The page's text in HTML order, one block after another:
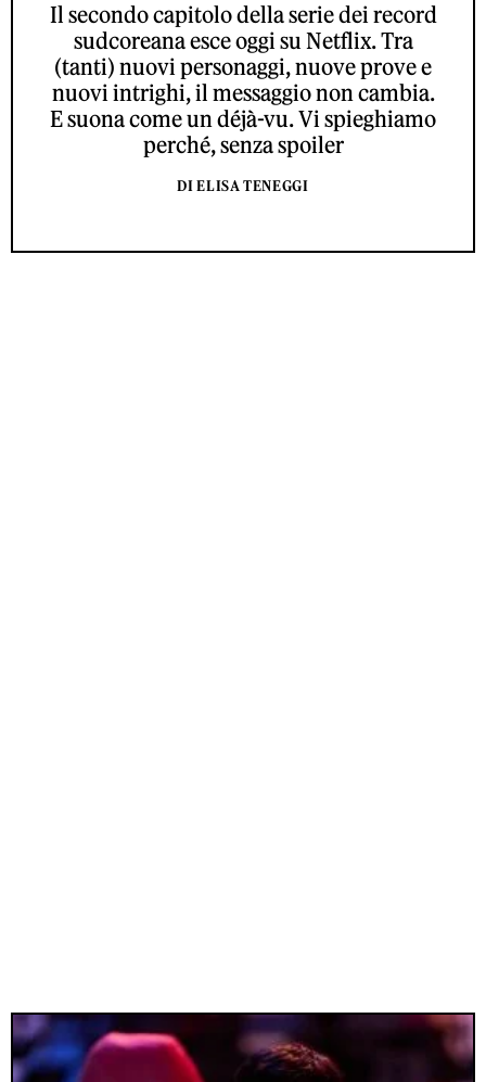
Il secondo capitolo della serie dei record
sudcoreana esce oggi su Netflix. Tra
(tanti) nuovi personaggi, nuove prove e
nuovi intrighi, il messaggio non cambia.
E suona come un déjà-vu. Vi spieghiamo
perché, senza spoiler
DI ELISA TENEGGI